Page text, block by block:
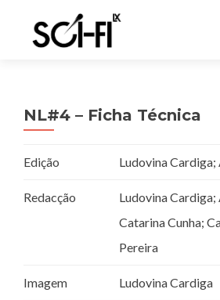
NL#4 – Ficha Técnica
Edição Ludovina Cardiga;
Redacção
Ludovina Cardiga;
Catarina Cunha;
Pereira
Imagem Ludovina Cardiga